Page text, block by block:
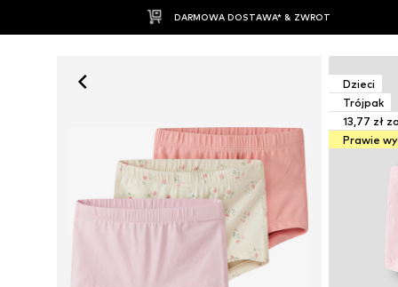
DARMOWA DOSTAWA* & ZWROT
Dzieci
Trójpak
13,77 zł
Prawie